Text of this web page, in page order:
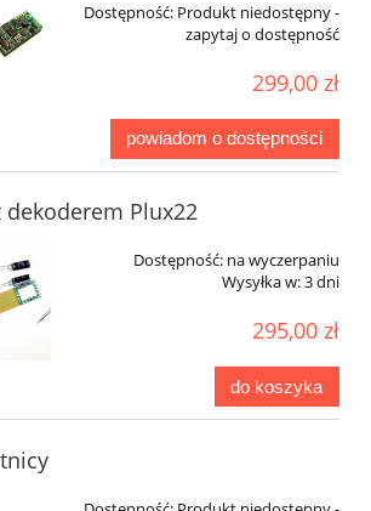
Dostępność: Produkt niedostępny -
zapytaj o dostępność
299,00 zł
powiadom o dostępności
dekoderem Plux22
Dostępność: na wyczerpaniu
Wysyłka w:3 dni
295,00 zł
do koszyka